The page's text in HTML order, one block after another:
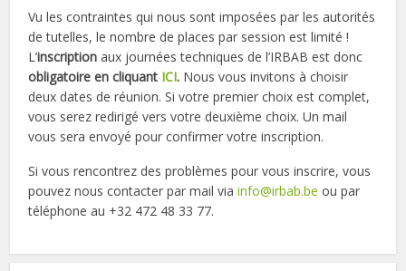
Vu les contraintes qui nous sont imposées par les autorités
de tutelles, le nombre de places par session est limité !
L’inscription aux journées techniques de l’IRBAB est donc
obligatoire en cliquant ICI. Nous vous invitons à choisir
deux dates de réunion. Si votre premier choix est complet,
vous serez redirigé vers votre deuxième choix. Un mail
vous sera envoyé pour confirmer votre inscription.
Si vous rencontrez des problèmes pour vous inscrire, vous
pouvez nous contacter par mail viainfo@irbab.be ou par
téléphone au +32 472 48 33 77.